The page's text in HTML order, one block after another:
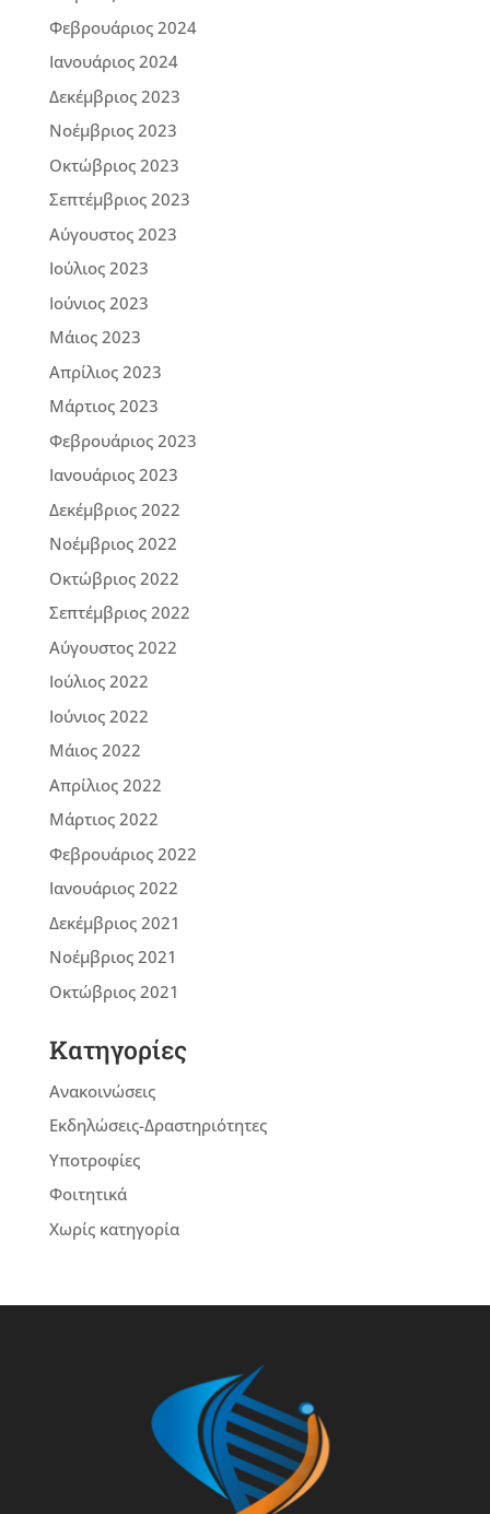
Φεβρουάριος 2024
Ιανουάριος 2024
Δεκέμβριος 2023
Νοέμβριος 2023
Οκτώβριος 2023
Σεπτέμβριος 2023
Αύγουστος 2023
Ιούλιος 2023
Ιούνιος 2023
Μάιος 2023
Απρίλιος 2023
Μάρτιος 2023
Φεβρουάριος 2023
Ιανουάριος 2023
Δεκέμβριος 2022
Νοέμβριος 2022
Οκτώβριος 2022
Σεπτέμβριος 2022
Αύγουστος 2022
Ιούλιος 2022
Ιούνιος 2022
Μάιος 2022
Απρίλιος 2022
Μάρτιος 2022
Φεβρουάριος 2022
Ιανουάριος 2022
Δεκέμβριος 2021
Νοέμβριος 2021
Οκτώβριος 2021
Kατηγορίες
Ανακοινώσεις
Εκδηλώσεις-Δραστηριότητες
Υποτροφίες
Φοιτητικά
Χωρίς κατηγορία